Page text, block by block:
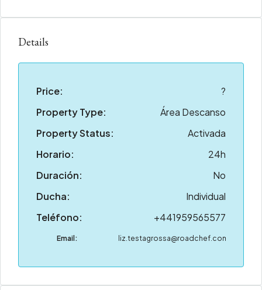
Details
Price:
?
Property Type:
Área Descanso
Property Status:
Activada
Horario:
24h
Duración:
No
Ducha:
Individual
Teléfono:
+441959565577
Email: liz.testagrossa@roadchef.com